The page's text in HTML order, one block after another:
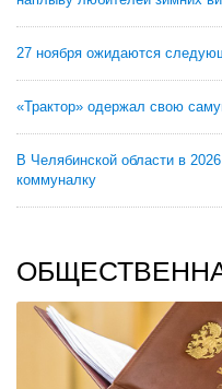
27 ноября ожидаются
«Трактор» одержал свою
В Челябинской области в
коммуналку